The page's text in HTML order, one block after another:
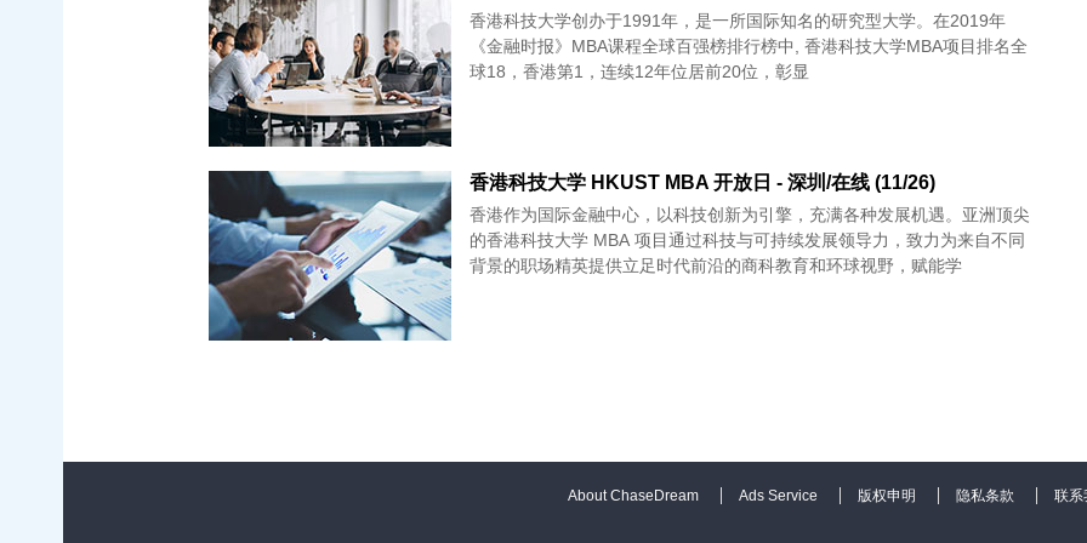
香港科技大学创办于1991年，是一所国际知名的研究型大学。在2019年
《金融时报》MBA课程全球百强榜排行榜中, 香港科技大学MBA项目排名全
球18，香港第1，连续12年位居前20位，彰显
香港科技大学 HKUST MBA 开放日 - 深圳/在线 (11/26)
香港作为国际金融中心，以科技创新为引擎，充满各种发展机遇。亚洲顶尖
的香港科技大学 MBA 项目通过科技与可持续发展领导力，致力为来自不同
背景的职场精英提供立足时代前沿的商科教育和环球视野，赋能学
About ChaseDream Ads Service 版权申明 隐私条款 联系